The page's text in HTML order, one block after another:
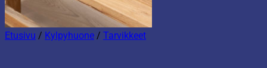
Etusivu / Kylpyhuone / Tarvikkeet